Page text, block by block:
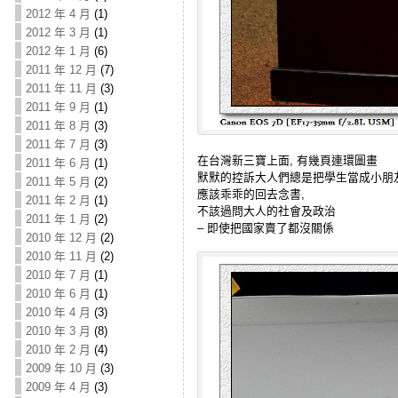
2012 年 4 月 (1)
2012 年 3 月 (1)
2012 年 1 月 (6)
2011 年 12 月 (7)
2011 年 11 月 (3)
2011 年 9 月 (1)
2011 年 8 月 (3)
2011 年 7 月 (3)
2011 年 6 月 (1)
2011 年 5 月 (2)
2011 年 2 月 (1)
2011 年 1 月 (2)
2010 年 12 月 (2)
2010 年 11 月 (2)
2010 年 7 月 (1)
2010 年 6 月 (1)
2010 年 4 月 (3)
2010 年 3 月 (8)
2010 年 2 月 (4)
2009 年 10 月 (3)
2009 年 4 月 (3)
在台灣新三寶上面, 有幾頁連環圖畫
默默的控訴大人們總是把學生當成小朋
應該乖乖的回去念書,
不該過問大人的社會及政治
– 即使把國家賣了都沒關係